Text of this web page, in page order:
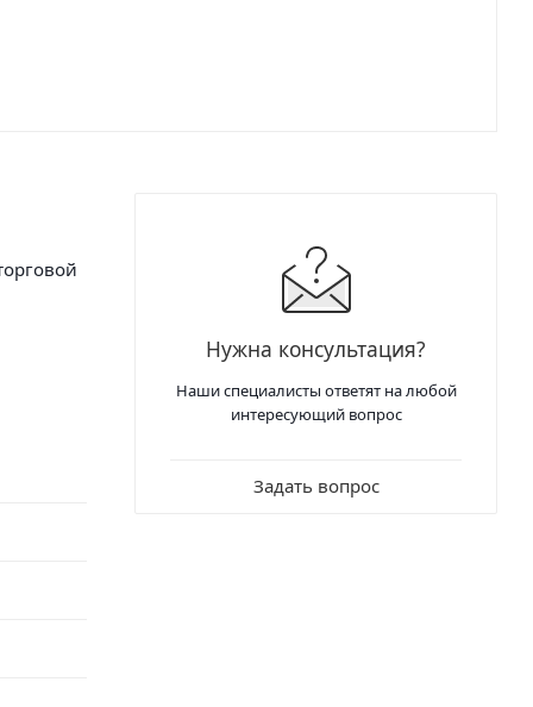
Нужна консультация?
Наши специалисты ответят на любой
интересующий вопрос
Задать вопрос